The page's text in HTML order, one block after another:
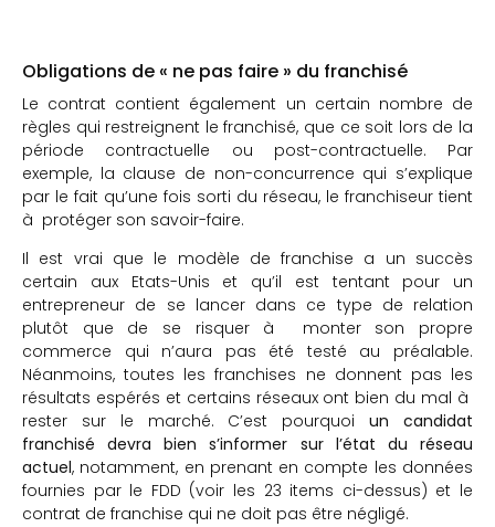
Obligations de « ne pas faire » du franchisé
Le contrat contient également un certain nombre de
règles qui restreignent le franchisé, que ce soit lors de la
période contractuelle ou post-contractuelle. Par
exemple, la clause de non-concurrence qui s’explique
par le fait qu’une fois sorti du réseau, le franchiseur tient
à protéger son savoir-faire.
Il est vrai que le modèle de franchise a un succès
certain aux Etats-Unis et qu’il est tentant pour un
entrepreneur de se lancer dans ce type de relation
plutôt que de se risquer à monter son propre
commerce qui n’aura pas été testé au préalable.
Néanmoins, toutes les franchises ne donnent pas les
résultats espérés et certains réseaux ont bien du mal à
rester sur le marché. C’est pourquoiun candidat
franchisé devra bien s’informer sur l’état du réseau
actuel, notamment, en prenant en compte les données
fournies par le FDD (voir les 23 items ci-dessus) et le
contrat de franchise qui ne doit pas être négligé.